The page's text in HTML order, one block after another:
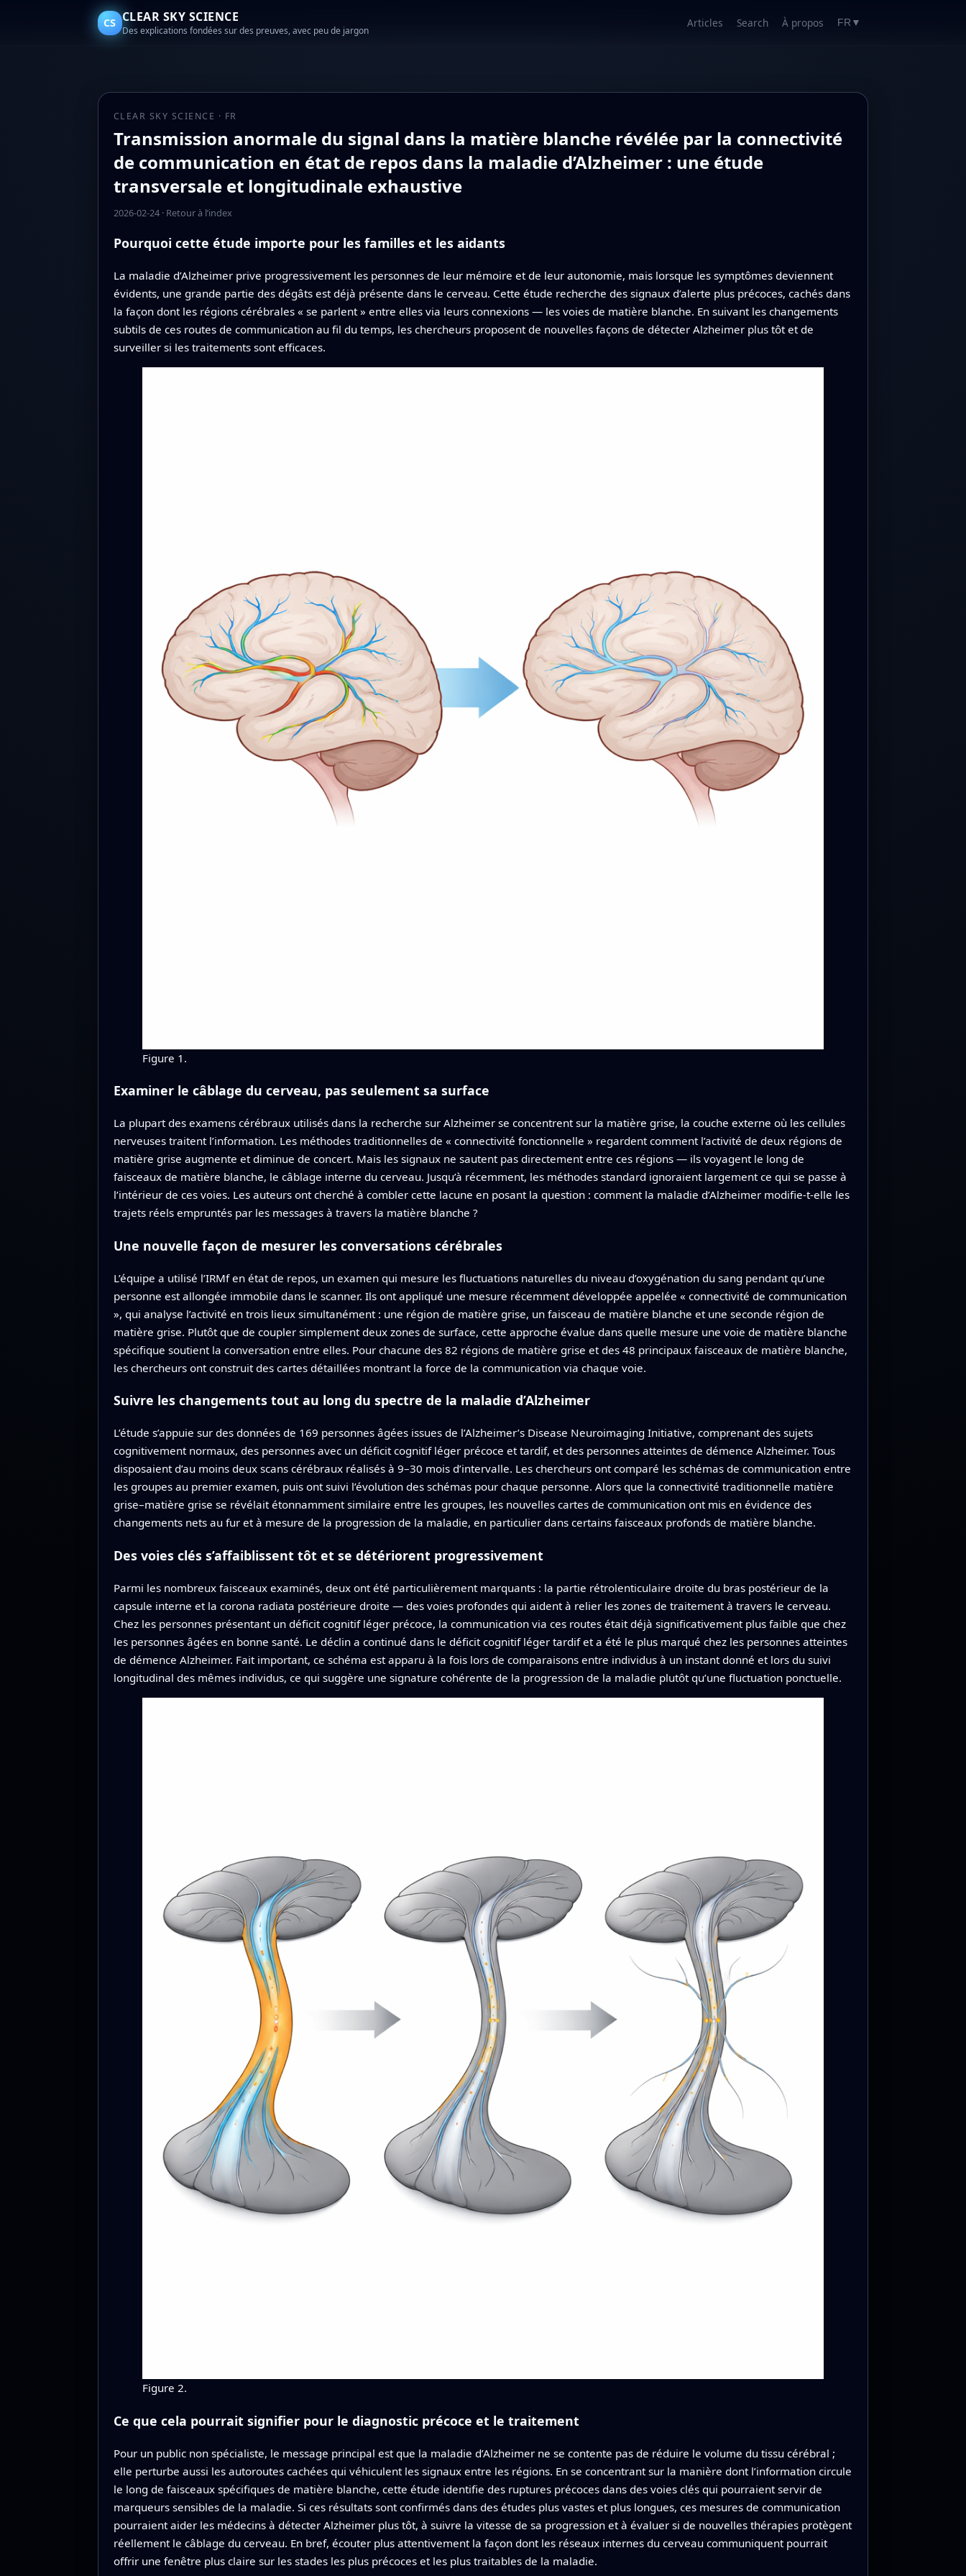
CS CLEAR SKY SCIENCE
Des explications fondées sur des preuves, avec peu de jargon
Articles Search À propos FR ▼
CLEAR SKY SCIENCE · FR
Transmission anormale du signal dans la matière blanche révélée par la connectivité
de communication en état de repos dans la maladie d’Alzheimer : une étude
transversale et longitudinale exhaustive
2026-02-24· Retour à l’index
Pourquoi cette étude importe pour les familles et les aidants
La maladie d’Alzheimer prive progressivement les personnes de leur mémoire et de leur autonomie, mais lorsque les symptômes deviennent
évidents, une grande partie des dégâts est déjà présente dans le cerveau. Cette étude recherche des signaux d’alerte plus précoces, cachés dans
la façon dont les régions cérébrales « se parlent » entre elles via leurs connexions — les voies de matière blanche. En suivant les changements
subtils de ces routes de communication au fil du temps, les chercheurs proposent de nouvelles façons de détecter Alzheimer plus tôt et de
surveiller si les traitements sont efficaces.
Figure 1.
Examiner le câblage du cerveau, pas seulement sa surface
La plupart des examens cérébraux utilisés dans la recherche sur Alzheimer se concentrent sur la matière grise, la couche externe où les cellules
nerveuses traitent l’information. Les méthodes traditionnelles de « connectivité fonctionnelle » regardent comment l’activité de deux régions de
matière grise augmente et diminue de concert. Mais les signaux ne sautent pas directement entre ces régions — ils voyagent le long de
faisceaux de matière blanche, le câblage interne du cerveau. Jusqu’à récemment, les méthodes standard ignoraient largement ce qui se passe à
l’intérieur de ces voies. Les auteurs ont cherché à combler cette lacune en posant la question : comment la maladie d’Alzheimer modifie-t-elle les
trajets réels empruntés par les messages à travers la matière blanche ?
Une nouvelle façon de mesurer les conversations cérébrales
L’équipe a utilisé l’IRMf en état de repos, un examen qui mesure les fluctuations naturelles du niveau d’oxygénation du sang pendant qu’une
personne est allongée immobile dans le scanner. Ils ont appliqué une mesure récemment développée appelée « connectivité de communication
», qui analyse l’activité en trois lieux simultanément : une région de matière grise, un faisceau de matière blanche et une seconde région de
matière grise. Plutôt que de coupler simplement deux zones de surface, cette approche évalue dans quelle mesure une voie de matière blanche
spécifique soutient la conversation entre elles. Pour chacune des 82 régions de matière grise et des 48 principaux faisceaux de matière blanche,
les chercheurs ont construit des cartes détaillées montrant la force de la communication via chaque voie.
Suivre les changements tout au long du spectre de la maladie d’Alzheimer
L’étude s’appuie sur des données de 169 personnes âgées issues de l’Alzheimer’s Disease Neuroimaging Initiative, comprenant des sujets
cognitivement normaux, des personnes avec un déficit cognitif léger précoce et tardif, et des personnes atteintes de démence Alzheimer. Tous
disposaient d’au moins deux scans cérébraux réalisés à 9–30 mois d’intervalle. Les chercheurs ont comparé les schémas de communication entre
les groupes au premier examen, puis ont suivi l’évolution des schémas pour chaque personne. Alors que la connectivité traditionnelle matière
grise–matière grise se révélait étonnamment similaire entre les groupes, les nouvelles cartes de communication ont mis en évidence des
changements nets au fur et à mesure de la progression de la maladie, en particulier dans certains faisceaux profonds de matière blanche.
Des voies clés s’affaiblissent tôt et se détériorent progressivement
Parmi les nombreux faisceaux examinés, deux ont été particulièrement marquants : la partie rétrolenticulaire droite du bras postérieur de la
capsule interne et la corona radiata postérieure droite — des voies profondes qui aident à relier les zones de traitement à travers le cerveau.
Chez les personnes présentant un déficit cognitif léger précoce, la communication via ces routes était déjà significativement plus faible que chez
les personnes âgées en bonne santé. Le déclin a continué dans le déficit cognitif léger tardif et a été le plus marqué chez les personnes atteintes
de démence Alzheimer. Fait important, ce schéma est apparu à la fois lors de comparaisons entre individus à un instant donné et lors du suivi
longitudinal des mêmes individus, ce qui suggère une signature cohérente de la progression de la maladie plutôt qu’une fluctuation ponctuelle.
Figure 2.
Ce que cela pourrait signifier pour le diagnostic précoce et le traitement
Pour un public non spécialiste, le message principal est que la maladie d’Alzheimer ne se contente pas de réduire le volume du tissu cérébral ;
elle perturbe aussi les autoroutes cachées qui véhiculent les signaux entre les régions. En se concentrant sur la manière dont l’information circule
le long de faisceaux spécifiques de matière blanche, cette étude identifie des ruptures précoces dans des voies clés qui pourraient servir de
marqueurs sensibles de la maladie. Si ces résultats sont confirmés dans des études plus vastes et plus longues, ces mesures de communication
pourraient aider les médecins à détecter Alzheimer plus tôt, à suivre la vitesse de sa progression et à évaluer si de nouvelles thérapies protègent
réellement le câblage du cerveau. En bref, écouter plus attentivement la façon dont les réseaux internes du cerveau communiquent pourrait
offrir une fenêtre plus claire sur les stades les plus précoces et les plus traitables de la maladie.